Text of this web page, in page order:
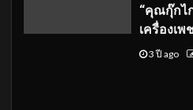
“คุณกุ๊กไ
เครื่องเ
3 ปี ago